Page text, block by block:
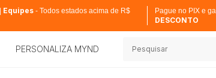
Equipes - Todos estados acima de R$
Pague no PIX e
DESCONTO
PERSONALIZA MYND